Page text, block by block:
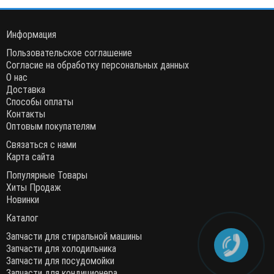
Информация
Пользовательское соглашение
Согласие на обработку персональных данных
О нас
Доставка
Способы оплаты
Контакты
Оптовым покупателям
Связаться с нами
Карта сайта
Популярные Товары
Хиты Продаж
Новинки
Каталог
Запчасти для стиральной машины
Запчасти для холодильника
Запчасти для посудомойки